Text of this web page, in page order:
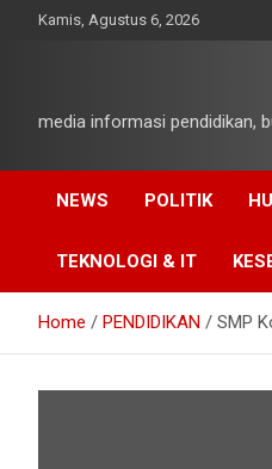
Kamis, Agustus 6, 2026
media informasi pendidikan,
NEWS POLITIK
TEKNOLOGI & IT
Home PENDIDIKAN SMP